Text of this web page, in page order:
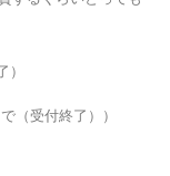
受付終了））